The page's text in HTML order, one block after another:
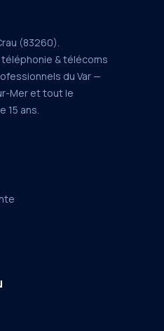
(83260).
& télécoms
du Var —
Mer et tout le
15 ans.